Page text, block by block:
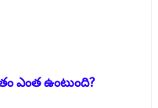
ఎంత ఉంటుంది?